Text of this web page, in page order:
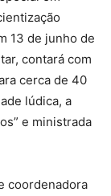
13 de junho de
contará com
cerca de 40
lúdica, a
e ministrada
coordenadora